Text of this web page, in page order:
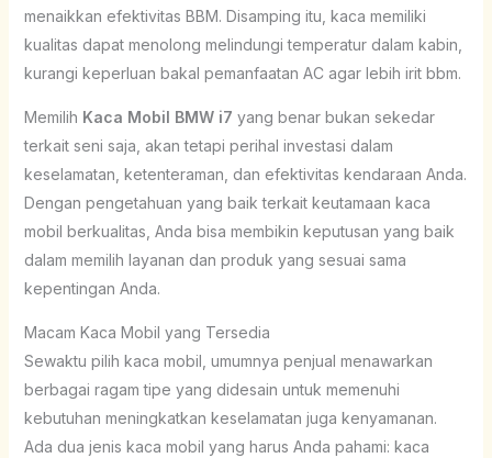
menaikkan efektivitas BBM. Disamping itu, kaca memiliki
kualitas dapat menolong melindungi temperatur dalam kabin,
kurangi keperluan bakal pemanfaatan AC agar lebih irit bbm.
Memilih Kaca Mobil BMW i7 yang benar bukan sekedar
terkait seni saja, akan tetapi perihal investasi dalam
keselamatan, ketenteraman, dan efektivitas kendaraan Anda.
Dengan pengetahuan yang baik terkait keutamaan kaca
mobil berkualitas, Anda bisa membikin keputusan yang baik
dalam memilih layanan dan produk yang sesuai sama
kepentingan Anda.
Macam Kaca Mobil yang Tersedia
Sewaktu pilih kaca mobil, umumnya penjual menawarkan
berbagai ragam tipe yang didesain untuk memenuhi
kebutuhan meningkatkan keselamatan juga kenyamanan.
Ada dua jenis kaca mobil yang harus Anda pahami: kaca